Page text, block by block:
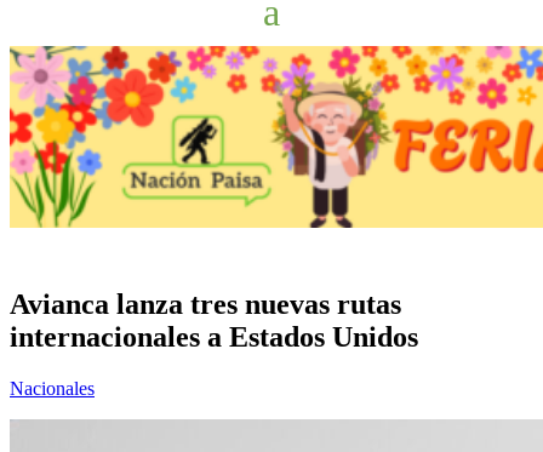
Avianca lanza tres nuevas rutas
internacionales a Estados Unidos
Nacionales